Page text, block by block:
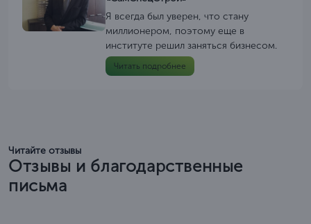
Я всегда был уверен, что стану
миллионером, поэтому еще в
институте решил заняться бизнесом.
Читать подробнее
Читайте отзывы
Отзывы и благодарственные
письма